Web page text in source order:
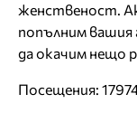
женственост.
попълним вашия
да окачим нещо
Посещения: